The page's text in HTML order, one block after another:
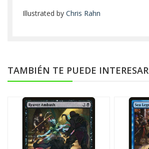
Illustrated by Chris Rahn
TAMBIÉN TE PUEDE INTERESAR